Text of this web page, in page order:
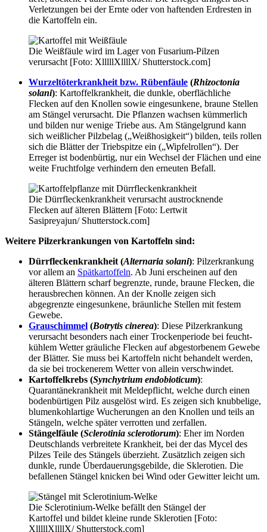
Verletzungen bei der Ernte oder von haftenden Erdresten in
die Kartoffeln ein.
Die Weißfäule wird im Lager von Fusarium-Pilzen
verursacht [Foto: XlllllXllllX/ Shutterstock.com]
Wurzeltöterkrankheit bzw. Rübenfäule (Rhizoctonia
solani): Kartoffelkrankheit, die dunkle, oberflächliche
Flecken auf den Knollen sowie eingesunkene, braune Stellen
am Stängel verursacht. Die Pflanzen wachsen kümmerlich
und bilden nur wenige Triebe aus. Am Stängelgrund kann
sich weißlicher Pilzbelag („Weißhosigkeit“) bilden, teils rollen
sich die Blätter der Triebspitze ein („Wipfelrollen“). Der
Erreger ist bodenbürtig, nur ein Wechsel der Flächen und eine
weite Fruchtfolge verhindern den erneuten Befall.
Die Dürrfleckenkrankheit verursacht austrocknende
Flecken auf älteren Blättern [Foto: Lertwit
Sasipreyajun/ Shutterstock.com]
Weitere Pilzerkrankungen von Kartoffeln sind:
Dürrfleckenkrankheit (Alternaria solani): Pilzerkrankung
vor allem an Spätkartoffeln. Ab Juni erscheinen auf den
älteren Blättern scharf begrenzte, runde, braune Flecken, die
herausbrechen können. An der Knolle zeigen sich
abgegrenzte eingesunkene, bräunliche Stellen mit festem
Gewebe.
Grauschimmel (Botrytis cinerea): Diese Pilzerkrankung
verursacht besonders nach einer Trockenperiode bei feucht-
kühlem Wetter gräuliche Flecken auf abgestorbenem Gewebe
der Blätter. Sie muss bei Kartoffeln nicht behandelt werden,
da sie bei trockenerem Wetter von allein verschwindet.
Kartoffelkrebs (Synchytrium endobioticum):
Quarantänekrankheit mit Meldepflicht, welche durch einen
bodenbürtigen Pilz ausgelöst wird. Es zeigen sich knubbelige,
blumenkohlartige Wucherungen an den Knollen und teils an
Stängeln, welche später verrotten und zerfallen.
Stängelfäule (Sclerotinia sclerotiorum): Eher im Norden
Deutschlands verbreitete Krankheit, bei der das Mycel des
Pilzes Teile des Stängels überzieht. Zusätzlich zeigen sich
dunkle, runde Überdauerungsgebilde, die Sklerotien. Die
befallenen Stängel knicken bei Wind oder Gewitter leicht um.
Die Sclerotinium-Welke befällt den Stängel der
Kartoffel und bildet kleine runde Sklerotien [Foto:
XlllllXllllX/ Shutterstock.com]